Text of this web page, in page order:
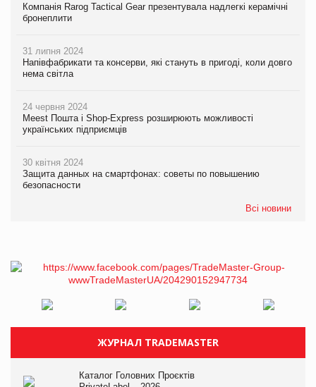
Компанія Rarog Tactical Gear презентувала надлегкі керамічні
бронеплити
31 липня 2024
Напівфабрикати та консерви, які стануть в пригоді, коли довго
нема світла
24 червня 2024
Meest Пошта і Shop-Express розширюють можливості
українських підприємців
30 квітня 2024
Защита данных на смартфонах: советы по повышению
безопасности
Всі новини
ЖУРНАЛ TRADEMASTER
Каталог Головних Проєктів